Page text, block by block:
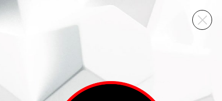
ВИННЫЙ СКЛАД